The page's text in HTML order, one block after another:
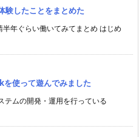
験したことをまとめた
年ぐらい働いてみてまとめ はじめ
使って遊んでみました
テムの開発・運用を行っている